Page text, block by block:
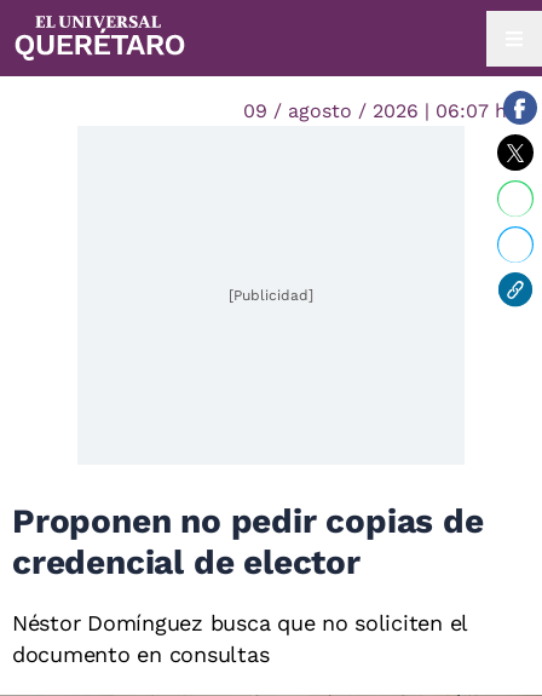
09 / agosto / 2026 | 06:07 hrs.
[Publicidad]
Proponen no pedir copias de
credencial de elector
Néstor Domínguez busca que no soliciten el
documento en consultas